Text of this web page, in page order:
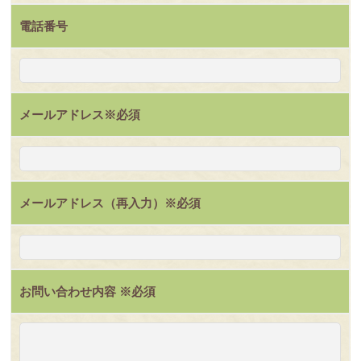
電話番号
メールアドレス※必須
メールアドレス（再入力） ※必須
お問い合わせ内容 ※必須